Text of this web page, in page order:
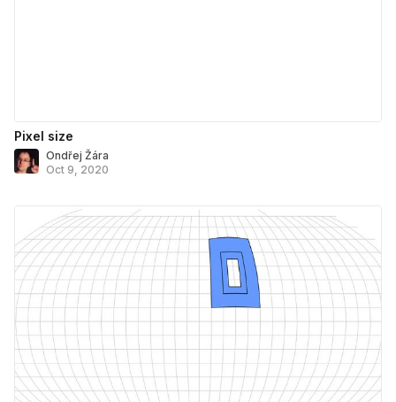
Pixel size
Ondřej Žára
Oct 9, 2020